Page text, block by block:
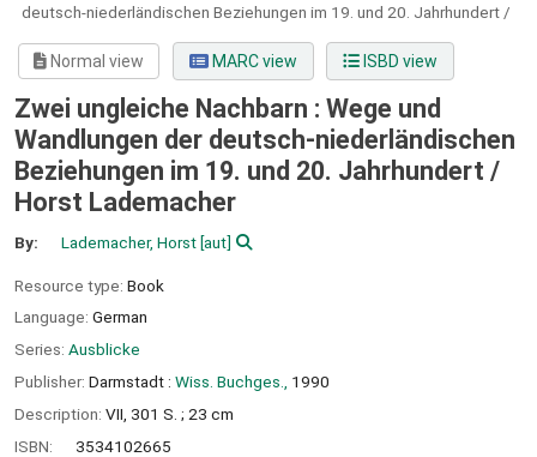
deutsch-niederländischen Beziehungen im 19. und 20. Jahrhundert /
Normal view MARC view ISBD view
Zwei ungleiche Nachbarn : Wege und
Wandlungen der deutsch-niederländischen
Beziehungen im 19. und 20. Jahrhundert /
Horst Lademacher
By: Lademacher, Horst[aut]
Resource type: Book
Language: German
Series: Ausblicke
Publisher: Darmstadt : Wiss. Buchges.,
1990
Description: VII, 301 S. ; 23 cm
ISBN:
3534102665